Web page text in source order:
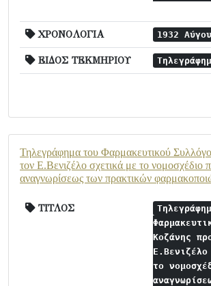
ΧΡΟΝΟΛΟΓΙΑ 1932
ΕΙΔΟΣ ΤΕΚΜΗΡΙΟΥ
Τηλεγράφημα του Φαρμακευτικού
τον Ε.Βενιζέλο σχετικά με το νομοσχέδιο
αναγνωρίσεως των πρακτικών
ΤΙΤΛΟΣ
Κοζάνης
το